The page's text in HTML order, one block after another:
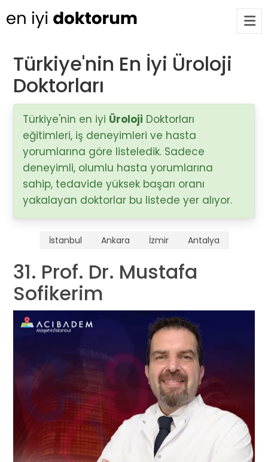
Op. Dr. Ayşecan Enmutlu
Adana / Seyhan
Doç. Dr. Songül Alemdaroğlu
Adana / Seyhan
Tüm Doktorlar
Tüm doktorları göster
Türkiye'nin En İyi Üroloji
Doktorları
Türkiye'nin en iyi Üroloji Doktorları
eğitimleri, iş deneyimleri ve hasta
yorumlarına göre listeledik. Sadece
deneyimli, olumlu hasta yorumlarına
sahip, tedavide yüksek başarı oranı
yakalayan doktorlar bu listede yer alıyor.
İstanbul Ankara İzmir Antalya
31. Prof. Dr. Mustafa
Sofikerim